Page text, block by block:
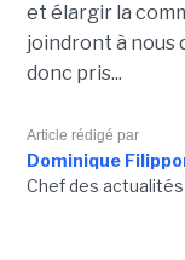
et élargir la
joindront à nous
donc pris...
Article rédigé par
Dominique
Chef des actualités